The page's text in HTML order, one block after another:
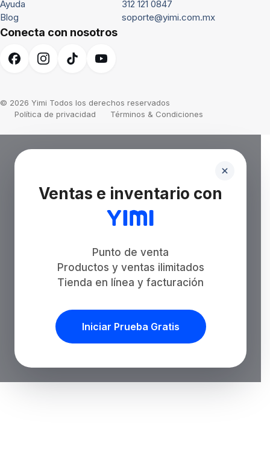
Ayuda
Blog
312 121 0847
soporte@yimi.com.mx
Conecta con nosotros
© 2026 Yimi Todos los derechos reservados
Política de privacidad
Términos & Condiciones
Ventas e inventario con
Punto de venta
Productos y ventas ilimitados
Tienda en línea y facturación
Iniciar Prueba Gratis